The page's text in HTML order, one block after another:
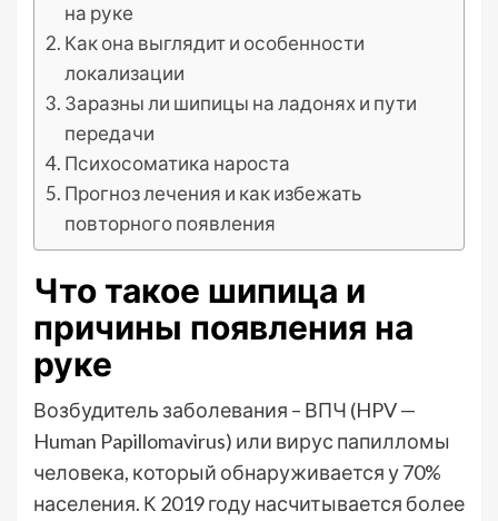
на руке
Как она выглядит и особенности
локализации
Заразны ли шипицы на ладонях и пути
передачи
Психосоматика нароста
Прогноз лечения и как избежать
повторного появления
Что такое шипица и
причины появления на
руке
Возбудитель заболевания – ВПЧ (HPV —
Human Papillomavirus) или вирус папилломы
человека, который обнаруживается у 70%
населения. К 2019 году насчитывается более